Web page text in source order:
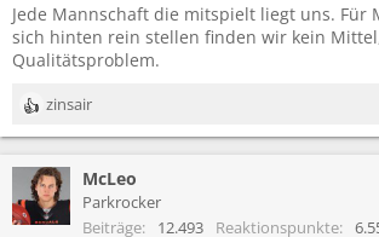
Jede Mannschaft die mitspielt liegt uns. Für
sich hinten rein stellen finden wir kein
Qualitätsproblem.
R
e
t
i
zinsair
McLeo
Parkrocker
Beiträge
12.493 Reaktionspunkte